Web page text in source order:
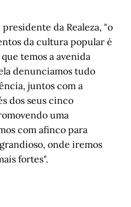
da Realeza, "o
da cultura popular é
temos a avenida
denunciamos tudo
juntos com a
dos seus cinco
uma
com afinco para
onde iremos
fortes".